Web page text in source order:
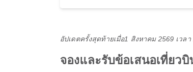
อัปเดตครั้งสุดท้ายเมื่อ1 สิงหาคม 2569 เวลา
จองและรับข้อเสนอเที่ย